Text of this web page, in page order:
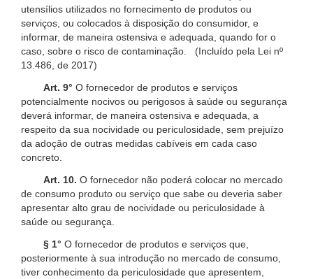
utensílios utilizados no fornecimento de produtos ou
serviços, ou colocados à disposição do consumidor, e
informar, de maneira ostensiva e adequada, quando for o
caso, sobre o risco de contaminação. (Incluído pela Lei nº
13.486, de 2017)
Art. 9° O fornecedor de produtos e serviços
potencialmente nocivos ou perigosos à saúde ou segurança
deverá informar, de maneira ostensiva e adequada, a
respeito da sua nocividade ou periculosidade, sem prejuízo
da adoção de outras medidas cabíveis em cada caso
concreto.
Art. 10. O fornecedor não poderá colocar no mercado
de consumo produto ou serviço que sabe ou deveria saber
apresentar alto grau de nocividade ou periculosidade à
saúde ou segurança.
§ 1° O fornecedor de produtos e serviços que,
posteriormente à sua introdução no mercado de consumo,
tiver conhecimento da periculosidade que apresentem,